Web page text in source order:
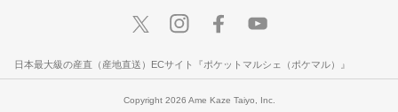
日本最大級の産直（産地直送）ECサイト『ポケットマルシェ（ポケマル）』
Copyright 2026 Ame Kaze Taiyo, Inc.